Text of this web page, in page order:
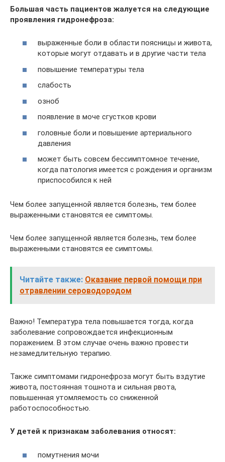
Большая часть пациентов жалуется на следующие
проявления гидронефроза:
выраженные боли в области поясницы и живота,
которые могут отдавать и в другие части тела
повышение температуры тела
слабость
озноб
появление в моче сгустков крови
головные боли и повышение артериального
давления
может быть совсем бессимптомное течение,
когда патология имеется с рождения и организм
приспособился к ней
Чем более запущенной является болезнь, тем более
выраженными становятся ее симптомы.
Чем более запущенной является болезнь, тем более
выраженными становятся ее симптомы.
Читайте также: Оказание первой помощи при
отравлении сероводородом
Важно! Температура тела повышается тогда, когда
заболевание сопровождается инфекционным
поражением. В этом случае очень важно провести
незамедлительную терапию.
Также симптомами гидронефроза могут быть вздутие
живота, постоянная тошнота и сильная рвота,
повышенная утомляемость со сниженной
работоспособностью.
У детей к признакам заболевания относят:
помутнения мочи